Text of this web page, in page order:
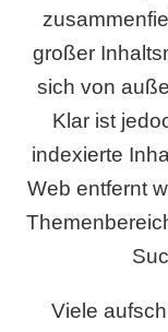
großer
sich von
Klar ist
indexierte
Web entfernt
Viele